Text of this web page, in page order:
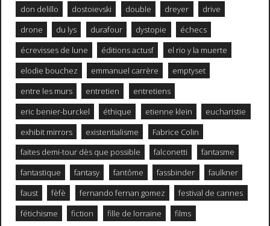
don delillo
dostoievski double dreyer
drive
drone
du lys durafour dystopie
échecs
écrevisses de lune
éditions actusf
el rio y la muerte
elodie bouchez
emmanuel carrère
emptyset
entre les murs
entretien
entretiens
eric benier-burckel
éthique etienne klein
eucharistie
exhibit mirrors
existentialisme
Fabrice Colin
faites demi-tour dès que possible
falconetti
fantasme
fantastique
fantasy fantôme fassbinder
faulkner
faust
fèfè fernando fernan gomez
festival de cannes
fétichisme
fiction fille de lorraine
films